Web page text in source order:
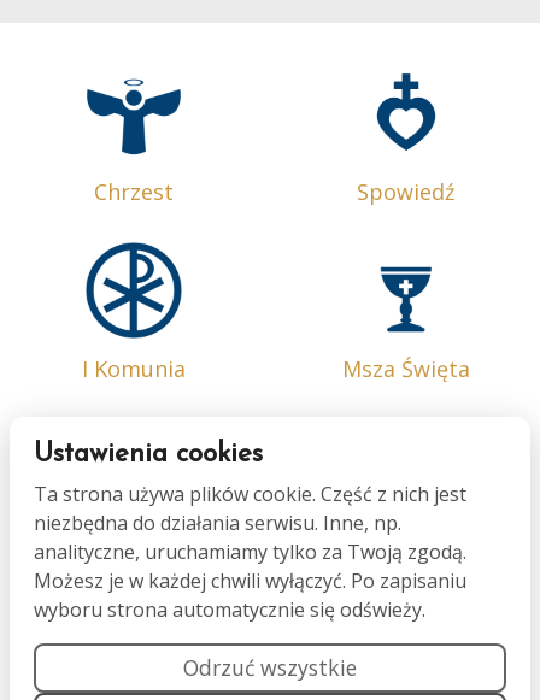
Chrzest Spowiedź
I Komunia Msza Święta
Bierzmowanie Małżeństwo
Ustawienia cookies
Ta strona używa plików cookie. Część z nich jest
niezbędna do działania serwisu. Inne, np.
analityczne, uruchamiamy tylko za Twoją zgodą.
Możesz je w każdej chwili wyłączyć. Po zapisaniu
wyboru strona automatycznie się odświeży.
Odrzuć wszystkie